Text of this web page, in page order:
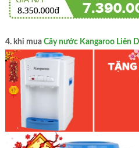
4. khi mua Cây nước Kangaroo Liên